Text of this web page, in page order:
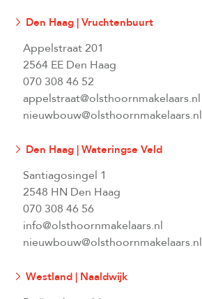
Den Haag | Vruchtenbuurt
Appelstraat 201
2564 EE Den Haag
070 308 46 52
appelstraat@olsthoornmakelaars.nl
nieuwbouw@olsthoornmakelaars.nl
Den Haag | Wateringse Veld
Santiagosingel 1
2548 HN Den Haag
070 308 46 56
info@olsthoornmakelaars.nl
nieuwbouw@olsthoornmakelaars.nl
Westland | Naaldwijk